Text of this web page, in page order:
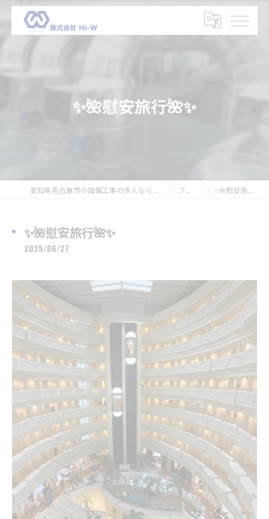
✨🌺慰安旅行🌺✨
ブログ ✨🌺慰安旅行🌺✨
✨🌺慰安旅行🌺✨
2025/06/27